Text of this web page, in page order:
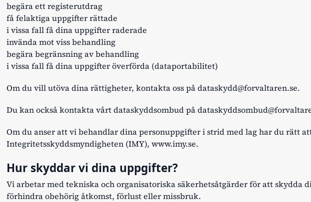
begära ett registerutdrag
få felaktiga uppgifter rättade
i vissa fall få dina uppgifter raderade
invända mot viss behandling
begära begränsning av behandling
i vissa fall få dina uppgifter överförda (dataportabilitet)
Om du vill utöva dina rättigheter, kontakta oss pådataskydd@forvaltaren.se.
Du kan också kontakta vårt dataskyddsombud på
Om du anser att vi behandlar dina personuppgifter i strid med lag har du rätt
Integritetsskyddsmyndigheten (IMY), www.imy.se.
Hur skyddar vi dina uppgifter?
Vi arbetar med tekniska och organisatoriska säkerhetsåtgärder för att skydda
förhindra obehörig åtkomst, förlust eller missbruk.